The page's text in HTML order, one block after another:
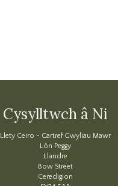
Cysylltwch â Ni
Llety Ceiro - Cartref Gwyliau Mawr
Lôn Peggy
Llandre
Bow Street
Ceredigion